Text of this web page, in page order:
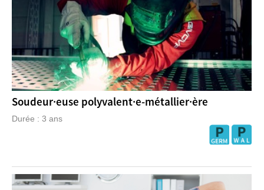
Soudeur·euse polyvalent·e-métallier·ère
Durée : 3 ans